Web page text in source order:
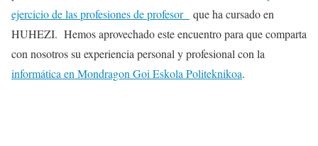
ejercicio de las profesiones de profesor
que ha cursado en
HUHEZI. Hemos aprovechado este encuentro para que comparta
con nosotros su experiencia personal y profesional con la
informática en Mondragon Goi Eskola Politeknikoa.